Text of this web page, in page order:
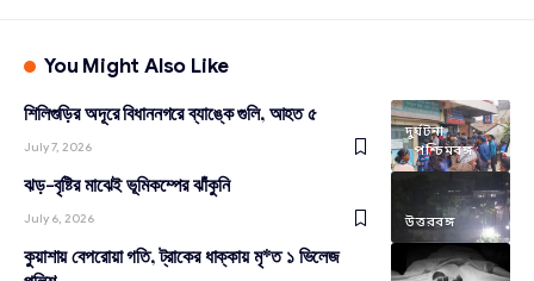
You Might Also Like
দুর্ঘটনা
পশ্চিমবঙ্গ
শিলিগুড়ির অদূরে বিধাননগরে ব্যাঙ্কে গুলি, আহত ৫
July 7, 2026
উত্তরবঙ্গ
ঝড়-বৃষ্টির মাঝেই ভূমিকম্পের ঝাঁকুনি
July 6, 2026
কুয়াশায় বেপরোয়া গতি, ট্রাকের ধাক্কায় মৃ*ত ১ ভিলেজ